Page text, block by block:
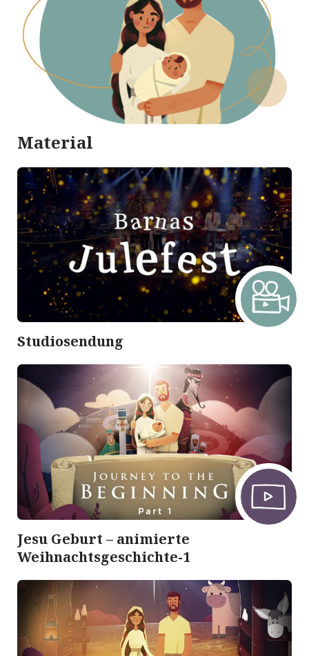
Material
Studiosendung
Jesu Geburt – animierte
Weihnachtsgeschichte-1